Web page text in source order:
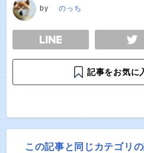
by のっち
TWEET
記事をお気に
この記事と同じカテゴリ